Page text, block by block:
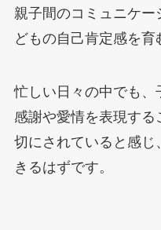
親子間のコミュニケ
どもの自己肯定感を育
忙しい日々の中でも、
感謝や愛情を表現す
切にされていると感
きるはずです。